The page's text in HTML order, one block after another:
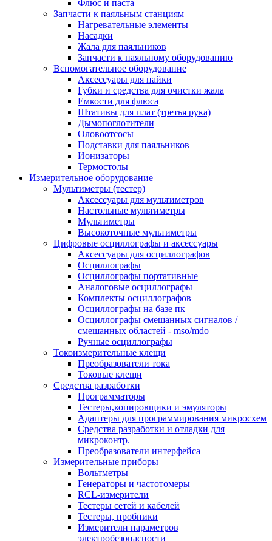
Флюс и паста
Запчасти к паяльным станциям
Нагревательные элементы
Насадки
Жала для паяльников
Запчасти к паяльному оборудованию
Вспомогательное оборудование
Аксессуары для пайки
Губки и средства для очистки жала
Емкости для флюса
Штативы для плат (третья рука)
Дымопоглотители
Оловоотсосы
Подставки для паяльников
Ионизаторы
Термостолы
Измерительное оборудование
Мультиметры (тестер)
Аксессуары для мультиметров
Настольные мультиметры
Мультиметры
Высокоточные мультиметры
Цифровые осциллографы и аксессуары
Аксессуары для осциллографов
Осциллографы
Осциллографы портативные
Аналоговые осциллографы
Комплекты осциллографов
Осциллографы на базе пк
Осциллографы смешанных сигналов /
смешанных областей - mso/mdo
Ручные осциллографы
Токоизмерительные клещи
Преобразователи тока
Токовые клещи
Средства разработки
Программаторы
Тестеры,копировщики и эмуляторы
Адаптеры для программирования микросхем
Cредства разработки и отладки для
микроконтр.
Преобразователи интерфейса
Измерительные приборы
Вольтметры
Генераторы и частотомеры
RCL-измерители
Тестеры сетей и кабелей
Тестеры, пробники
Измерители параметров
электробезопасности